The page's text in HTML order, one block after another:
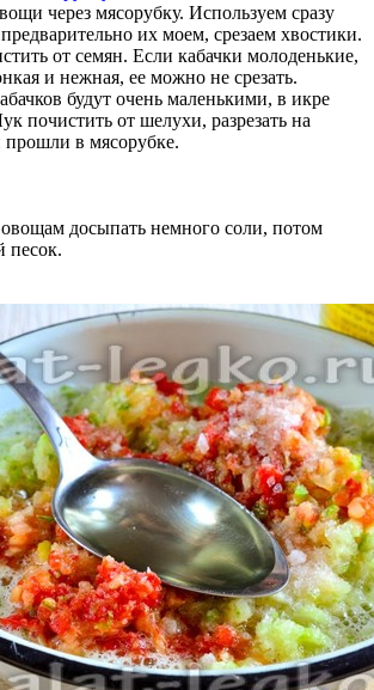
через мясорубку. Используем сразу
их моем, срезаем хвостики.
от семян. Если кабачки молоденькие,
и нежная, ее можно не срезать.
будут очень маленькими, в икре
почистить от шелухи, разрезать на
в мясорубке.
досыпать немного соли, потом
песок.